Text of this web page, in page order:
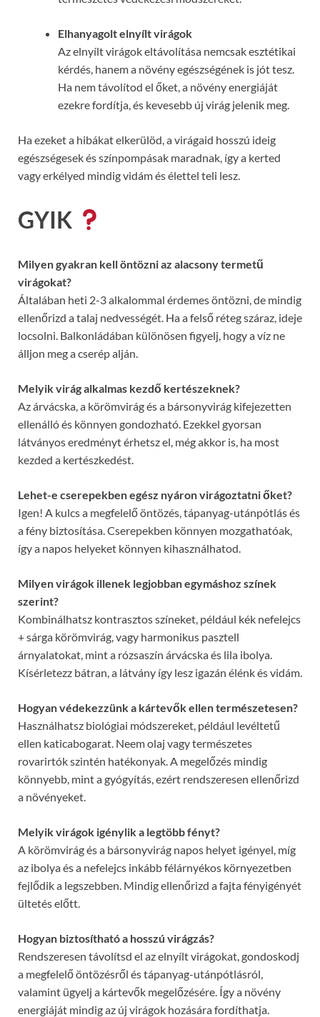
Elhanyagolt elnyílt virágok
Az elnyílt virágok eltávolítása nemcsak esztétikai
kérdés, hanem a növény egészségének is jót tesz.
Ha nem távolítod el őket, a növény energiáját
ezekre fordítja, és kevesebb új virág jelenik meg.
Ha ezeket a hibákat elkerülöd, a virágaid hosszú ideig
egészségesek és színpompásak maradnak, így a kerted
vagy erkélyed mindig vidám és élettel teli lesz.
GYIK
Milyen gyakran kell öntözni az alacsony termetű
virágokat?
Általában heti 2-3 alkalommal érdemes öntözni, de mindig
ellenőrizd a talaj nedvességét. Ha a felső réteg száraz, ideje
locsolni. Balkonládában különösen figyelj, hogy a víz ne
álljon meg a cserép alján.
Melyik virág alkalmas kezdő kertészeknek?
Az árvácska, a körömvirág és a bársonyvirág kifejezetten
ellenálló és könnyen gondozható. Ezekkel gyorsan
látványos eredményt érhetsz el, még akkor is, ha most
kezded a kertészkedést.
Lehet-e cserepekben egész nyáron virágoztatni őket?
Igen! A kulcs a megfelelő öntözés, tápanyag-utánpótlás és
a fény biztosítása. Cserepekben könnyen mozgathatóak,
így a napos helyeket könnyen kihasználhatod.
Milyen virágok illenek legjobban egymáshoz színek
szerint?
Kombinálhatsz kontrasztos színeket, például kék nefelejcs
+ sárga körömvirág, vagy harmonikus pasztell
árnyalatokat, mint a rózsaszín árvácska és lila ibolya.
Kísérletezz bátran, a látvány így lesz igazán élénk és vidám.
Hogyan védekezzünk a kártevők ellen természetesen?
Használhatsz biológiai módszereket, például levéltetű
ellen katicabogarat. Neem olaj vagy természetes
rovarirtók szintén hatékonyak. A megelőzés mindig
könnyebb, mint a gyógyítás, ezért rendszeresen ellenőrizd
a növényeket.
Melyik virágok igénylik a legtöbb fényt?
A körömvirág és a bársonyvirág napos helyet igényel, míg
az ibolya és a nefelejcs inkább félárnyékos környezetben
fejlődik a legszebben. Mindig ellenőrizd a fajta fényigényét
ültetés előtt.
Hogyan biztosítható a hosszú virágzás?
Rendszeresen távolítsd el az elnyílt virágokat, gondoskodj
a megfelelő öntözésről és tápanyag-utánpótlásról,
valamint ügyelj a kártevők megelőzésére. Így a növény
energiáját mindig az új virágok hozására fordíthatja.